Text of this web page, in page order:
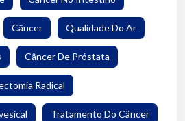
Câncer Qualidade Do Ar
Câncer De Próstata
Radical
Tratamento Do Câncer